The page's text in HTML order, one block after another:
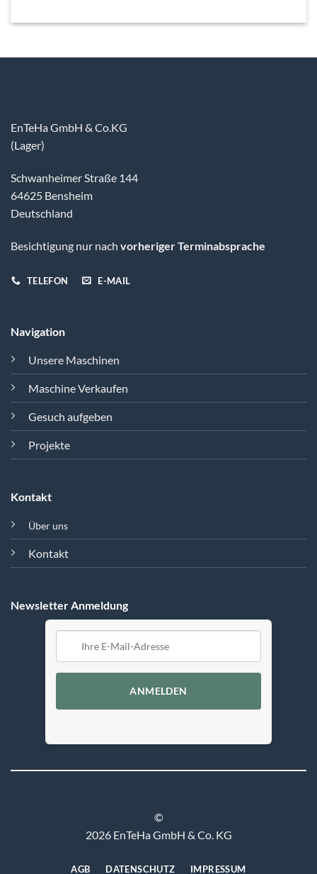
EnTeHa GmbH & Co.KG
(Lager)
Schwanheimer Straße 144
64625 Bensheim
Deutschland
Besichtigung nur nach vorheriger Terminabsprache
TELEFON E-MAIL
Navigation
Unsere Maschinen
Maschine Verkaufen
Gesuch aufgeben
Projekte
Kontakt
Über uns
Kontakt
Newsletter Anmeldung
ANMELDEN
©
2026 EnTeHa GmbH & Co. KG
AGB DATENSCHUTZ IMPRESSUM